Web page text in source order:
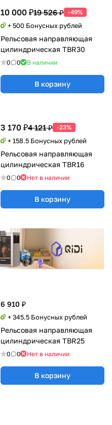
10 000 ₽19 526 ₽ -49%
+ 500 Бонусных рублей
Рельсовая направляющая
цилиндрическая TBR30
0 0 В наличии
В корзину
3 170 ₽4 121 ₽ -23%
+ 158.5 Бонусных рублей
Рельсовая направляющая
цилиндрическая TBR16
0 0 Нет в наличии
В корзину
6 910 ₽
+ 345.5 Бонусных рублей
Рельсовая направляющая
цилиндрическая TBR25
0 0 Нет в наличии
В корзину